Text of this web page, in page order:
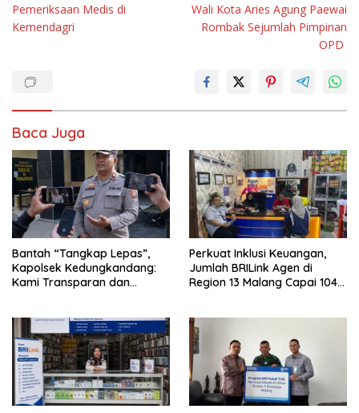
Pemeriksaan Medis di
Kemendagri
Wali Kota Aries Agung Paewai
Rombak Sejumlah Pimpinan
OPD
Baca Juga
Bantah “Tangkap Lepas”,
Kapolsek Kedungkandang:
Kami Transparan dan
Perkuat Inklusi Keuangan,
Jumlah BRILink Agen di
Region 13 Malang Capai 104